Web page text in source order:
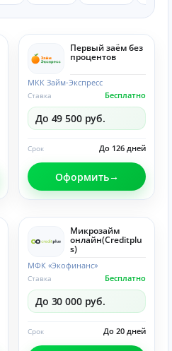
Первый заём без
процентов
МКК Займ-Экспресс
Бесплатно
Ставка
До 49 500 руб.
До 126 дней
Срок
Оформить
Микрозайм
онлайн(Creditplu
s)
МФК «Экофинанс»
Бесплатно
Ставка
До 30 000 руб.
До 20 дней
Срок